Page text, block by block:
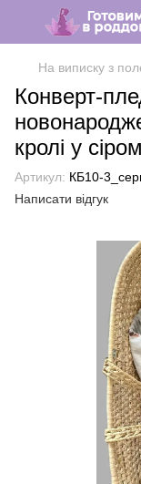
На виписку з
Конверт-
кролі у
Артикул: КБ10-
Написати відгук